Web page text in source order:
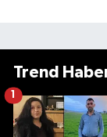
Trend
1